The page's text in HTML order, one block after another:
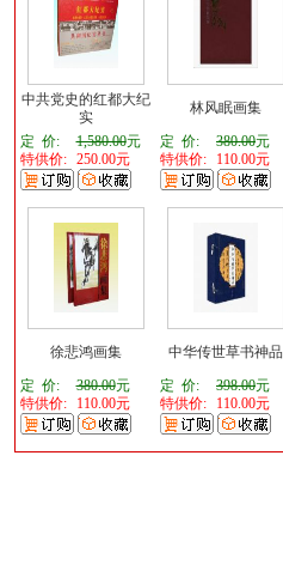
中共党史的红都大纪
实
定 价:
1,580.00元
特供价:
250.00元
林风眠画集
定 价:
380.00元
特供价:
110.00元
徐悲鸿画集
定 价:
380.00元
特供价:
110.00元
中华传世草书神品
定 价:
398.00元
特供价:
110.00元